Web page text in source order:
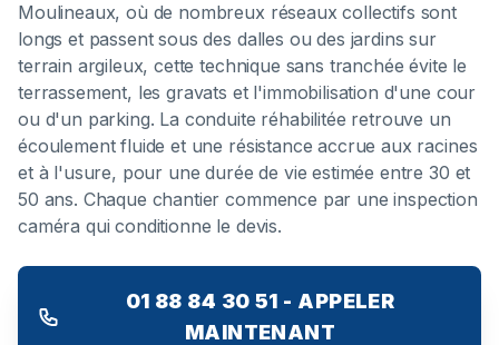
Moulineaux, où de nombreux réseaux collectifs sont
longs et passent sous des dalles ou des jardins sur
terrain argileux, cette technique sans tranchée évite le
terrassement, les gravats et l'immobilisation d'une cour
ou d'un parking. La conduite réhabilitée retrouve un
écoulement fluide et une résistance accrue aux racines
et à l'usure, pour une durée de vie estimée entre 30 et
50 ans. Chaque chantier commence par une inspection
caméra qui conditionne le devis.
01 88 84 30 51 - APPELER
MAINTENANT